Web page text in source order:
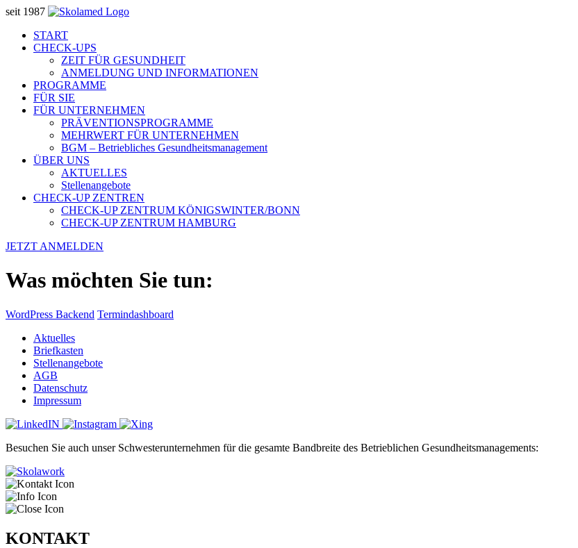
seit 1987
START
CHECK-UPS
ZEIT FÜR GESUNDHEIT
ANMELDUNG UND INFORMATIONEN
PROGRAMME
FÜR SIE
FÜR UNTERNEHMEN
PRÄVENTIONSPROGRAMME
MEHRWERT FÜR UNTERNEHMEN
BGM – Betriebliches Gesundheitsmanagement
ÜBER UNS
AKTUELLES
Stellenangebote
CHECK-UP ZENTREN
CHECK-UP ZENTRUM KÖNIGSWINTER/BONN
CHECK-UP ZENTRUM HAMBURG
JETZT ANMELDEN
Was möchten Sie tun:
WordPress Backend Termindashboard
Aktuelles
Briefkasten
Stellenangebote
AGB
Datenschutz
Impressum
Besuchen Sie auch unser Schwesterunternehmen für die gesamte Bandbreite des Betrieblichen Gesundheitsmanagements:
KONTAKT